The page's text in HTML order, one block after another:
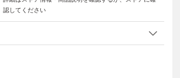
認してください